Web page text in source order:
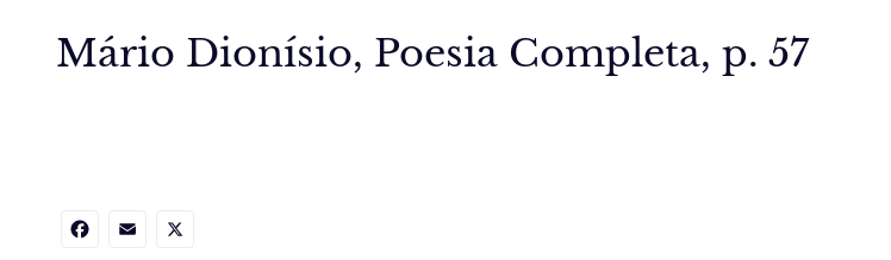
Mário Dionísio, Poesia Completa, p. 57